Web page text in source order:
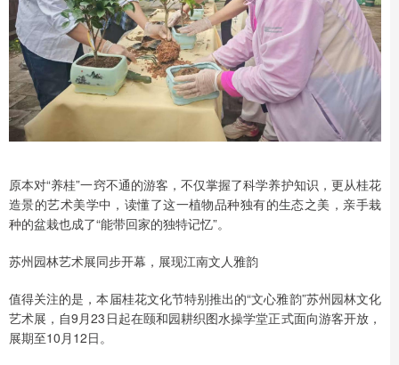
原本对“养桂”一窍不通的游客，不仅掌握了科学养护知识，更从桂花
造景的艺术美学中，读懂了这一植物品种独有的生态之美，亲手栽
种的盆栽也成了“能带回家的独特记忆”。
苏州园林艺术展同步开幕，展现江南文人雅韵
值得关注的是，本届桂花文化节特别推出的“文心雅韵”苏州园林文化
艺术展，自9月23日起在颐和园耕织图水操学堂正式面向游客开放，
展期至10月12日。